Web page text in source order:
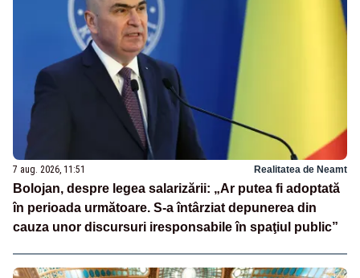
7 aug. 2026, 11:51 Realitatea de Neamt
Bolojan, despre legea salarizării: „Ar putea fi adoptată
în perioada următoare. S-a întârziat depunerea din
cauza unor discursuri iresponsabile în spaţiul public”